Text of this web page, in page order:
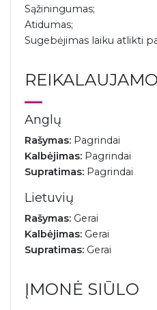
Sąžiningumas;
Atidumas;
Sugebėjimas laiku atlikti
Anglų
Rašymas: Pagrindai
Kalbėjimas: Pagrindai
Supratimas: Pagrindai
Lietuvių
Rašymas: Gerai
Kalbėjimas: Gerai
Supratimas: Gerai
ĮMONĖ SIŪLO